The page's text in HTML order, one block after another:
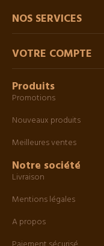
NOS SERVICES
VOTRE COMPTE
Produits
Promotions
Nouveaux produits
Meilleures ventes
Notre société
Livraison
Mentions légales
A propos